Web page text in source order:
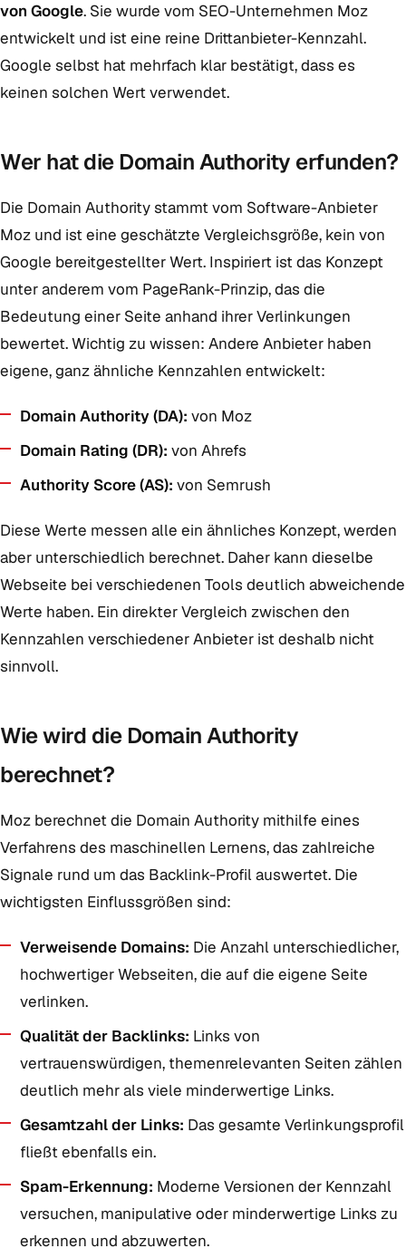
von Google. Sie wurde vom SEO-Unternehmen Moz
entwickelt und ist eine reine Drittanbieter-Kennzahl.
Google selbst hat mehrfach klar bestätigt, dass es
keinen solchen Wert verwendet.
Wer hat die Domain Authority erfunden?
Die Domain Authority stammt vom Software-Anbieter
Moz und ist eine geschätzte Vergleichsgröße, kein von
Google bereitgestellter Wert. Inspiriert ist das Konzept
unter anderem vom PageRank-Prinzip, das die
Bedeutung einer Seite anhand ihrer Verlinkungen
bewertet. Wichtig zu wissen: Andere Anbieter haben
eigene, ganz ähnliche Kennzahlen entwickelt:
Domain Authority (DA): von Moz
Domain Rating (DR): von Ahrefs
Authority Score (AS): von Semrush
Diese Werte messen alle ein ähnliches Konzept, werden
aber unterschiedlich berechnet. Daher kann dieselbe
Webseite bei verschiedenen Tools deutlich abweichende
Werte haben. Ein direkter Vergleich zwischen den
Kennzahlen verschiedener Anbieter ist deshalb nicht
sinnvoll.
Wie wird die Domain Authority
berechnet?
Moz berechnet die Domain Authority mithilfe eines
Verfahrens des maschinellen Lernens, das zahlreiche
Signale rund um das Backlink-Profil auswertet. Die
wichtigsten Einflussgrößen sind:
Verweisende Domains: Die Anzahl unterschiedlicher,
hochwertiger Webseiten, die auf die eigene Seite
verlinken.
Qualität der Backlinks: Links von
vertrauenswürdigen, themenrelevanten Seiten zählen
deutlich mehr als viele minderwertige Links.
Gesamtzahl der Links: Das gesamte Verlinkungsprofil
fließt ebenfalls ein.
Spam-Erkennung: Moderne Versionen der Kennzahl
versuchen, manipulative oder minderwertige Links zu
erkennen und abzuwerten.